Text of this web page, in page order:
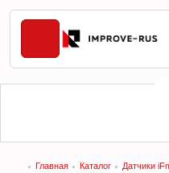
Главная Каталог Датчики